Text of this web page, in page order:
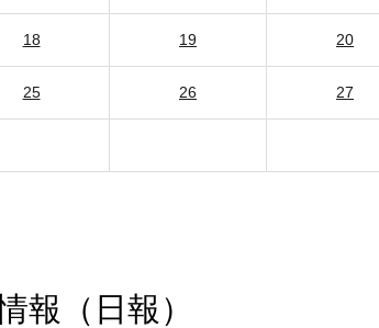
18 19 20
25 26 27
報（日報）